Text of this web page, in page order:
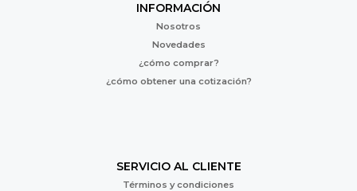
INFORMACIÓN
Nosotros
Novedades
¿cómo comprar?
¿cómo obtener una cotización?
SERVICIO AL CLIENTE
Términos y condiciones